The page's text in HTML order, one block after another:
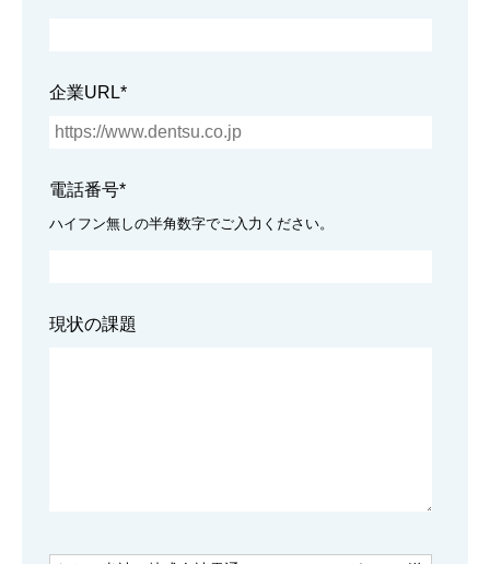
企業URL*
電話番号*
ハイフン無しの半角数字でご入力ください。
現状の課題